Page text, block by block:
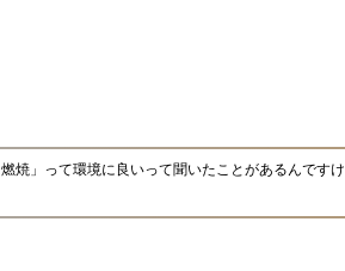
焼」って環境に良いって聞いたことがあるんですけ